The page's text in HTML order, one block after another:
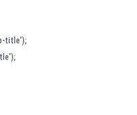
title');